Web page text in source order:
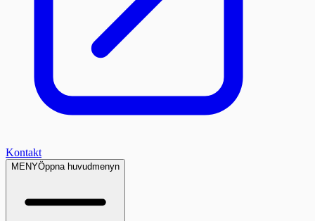
Kontakt
MENYÖppna huvudmenyn